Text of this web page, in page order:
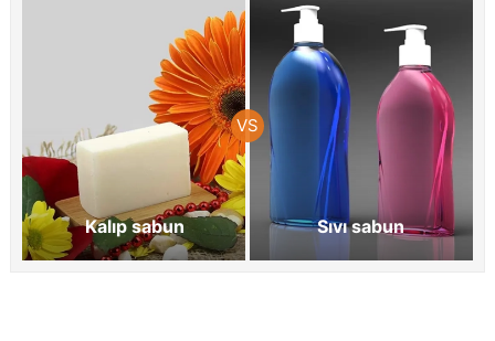
Kalıp sabun Sıvı sabun